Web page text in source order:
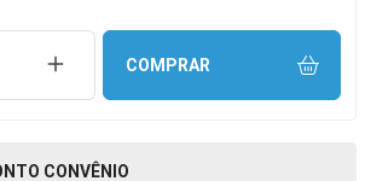
UNIDADEAUMENTAR UMA UNIDADE
COMPRAR
CONVÊNIO